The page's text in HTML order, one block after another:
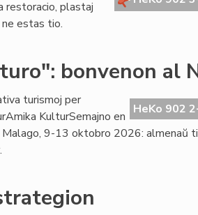
restoracio, plastaj
estas tio.
bonvenon al
HeKo 902
turismoj per
KulturSemajno en
Malago, 9-13 oktobro 2026: almenaŭ